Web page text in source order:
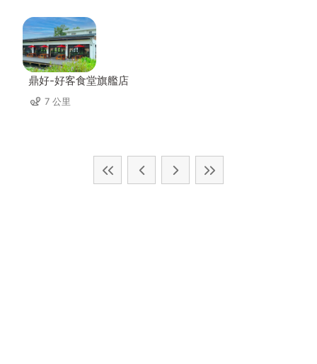
鼎好-好客食堂旗艦店
7 公里